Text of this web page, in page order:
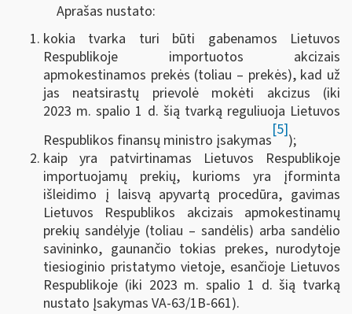
Aprašas nustato:
kokia tvarka turi būti gabenamos Lietuvos
Respublikoje importuotos akcizais
apmokestinamos prekės (toliau – prekės), kad už
jas neatsirastų prievolė mokėti akcizus (iki
2023 m. spalio 1 d. šią tvarką reguliuoja Lietuvos
Respublikos finansų ministro įsakymas
[5]
);
kaip yra patvirtinamas Lietuvos Respublikoje
importuojamų prekių, kurioms yra įforminta
išleidimo į laisvą apyvartą procedūra, gavimas
Lietuvos Respublikos akcizais apmokestinamų
prekių sandėlyje (toliau – sandėlis) arba sandėlio
savininko, gaunančio tokias prekes, nurodytoje
tiesioginio pristatymo vietoje, esančioje Lietuvos
Respublikoje (iki 2023 m. spalio 1 d. šią tvarką
nustato Įsakymas VA-63/1B-661).